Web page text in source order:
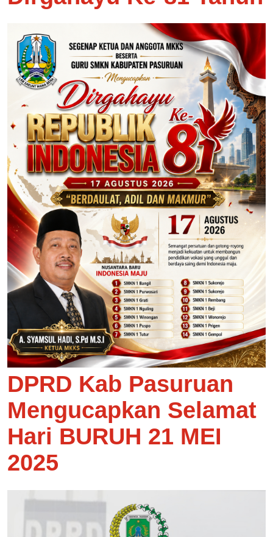
DPRD Kab Pasuruan
Mengucapkan Selamat
Hari BURUH 21 MEI
2025